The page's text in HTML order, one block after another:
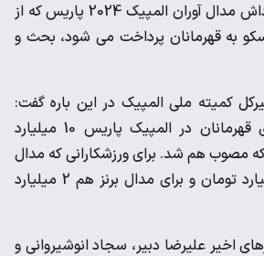
المپیک در خصوص پاداش مدال آوران المپیک 2024 پاریس که از
به قهرمانان پرداخت می شود، بحث و
کمیته ملی المپیک در این باره گفت:
"پاداش پای سکو برای قهرمانان در المپیک پاریس 10 میلیارد
که مصوب هم شد. برای ورزشکارانی که مدال
نقره کسب کنند 4 میلیارد تومان و برای مدال برنز هم 2 میلیارد
اخیر علیرضا دبیر، سجاد انوشیروانی و